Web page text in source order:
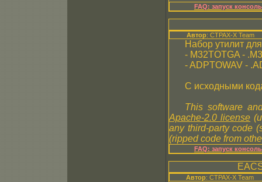
FAQ: запуск
Автор: CTPAX-X Team
Набор утилит
- M32TOTGA -
- ADPTOWAV -
С исходными
This software
Apache-2.0 license
any third-party code
(ripped code from
FAQ: запуск
Автор: CTPAX-X Team